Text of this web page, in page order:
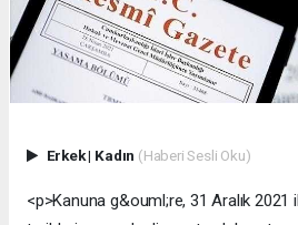
Erkek| Kadın (Haberi Sesli Oku)
<p>Kanuna g&ouml;re, 31 Aralık 2021 ila 23 Kasım 2015 tarihleri arasında diş protez laboratuvarlarında diş protez teknisyenleri ve diş protez teknikerlerine ait iş ve işlemlerde yardımcı olmak &uuml;zere, Sağlık Bakanlığı ve Milli Eğitim Bakanlığı arasında d&uuml;zenlenen protokol kapsamında eğitim alanlar, diş protez laboratuvar sahibi ve mesul m&uuml;d&uuml;r&uuml; olmamak &uuml;zere, yardımcı personel olarak &ccedil;alışabilecek.</p> <p><span style="font-family:gothamnarrow-bold">Sağlık Bakanlığı</span>&nbsp;ve bağlı kuruluşları, g&ouml;t&uuml;r&uuml; bedel &uuml;zerinden sağlık hizmeti sunmak &uuml;zere kamu kurum ve kuruluşlarıyla protokol yapmaya,&nbsp;<span style="font-family:gothamnarrow-bold">kamu kurum ve kuruluşları&nbsp;</span>da s&ouml;z konusu protokoller doğrultusunda g&ouml;t&uuml;r&uuml; bedel &uuml;zerinden sağlık hizmeti bedeli &ouml;demeye yetkili olacak.</p> <p>Bu şekilde hizmet verilmesine ve g&ouml;t&uuml;r&uuml; bedelin tespit edilmesine ilişkin usul ve esaslar Hazine ve Maliye Bakanlığının g&ouml;r&uuml;ş&uuml; alınarak yapılacak protokollerde belirlenecek. G&ouml;t&uuml;r&uuml; bedel &uuml;zerinden sunulan hizmetler i&ccedil;in ilgili kurumlara ayrıca fatura ve dayanağı belge g&ouml;nderilmeyecek.</p> <p>İmar ve Gecekondu Mevzuatına Aykırı Yapılara Uygulanacak Bazı İşlemler ve 6785 Sayılı İmar Kanununun Bir Maddesinin Değiştirilmesi Hakkında Kanunun 10&#39;uncu maddesi kapsamında yapılan uygulamalarda, umumi hizmet alanları i&ccedil;in yapılan her t&uuml;rl&uuml; terk ve kesintinin, parselasyon planındaki d&uuml;zenleme ortaklık payı kesintisinden az olması durumunda, &ouml;nceki terk ve kesintilerin oranını parselasyon planındaki d&uuml;zenleme ortaklık payı oranına tamamlayan fark kadar d&uuml;zenleme ortaklık payı kesintisi yapılabilecek.</p> <p>Yapılan bu kesinti tamamlayıcı mahiyette olup m&uuml;kerrer uygulama olarak değerlendirilemeyecek ancak toplam kesinti oranı her hal&uuml;karda y&uuml;zde 45&#39;i de ge&ccedil;emeyecek.</p> <h3>Rekabetin Korunması Hakkında Kanun&#39;un 25&#39;inci maddesine bazı fıkralar eklendi</h3> <p>Rekabetin Korunması Hakkında Kanun&#39;un 25&#39;inci maddesine eklenen bazı fıkralara g&ouml;re, kurul başkan ve &uuml;yeleri, &uuml;yeliklerinin sona ermesinden itibaren 2 yıl s&uuml;reyle, g&ouml;revden ayrıldıkları tarihten &ouml;nceki 2 sene i&ccedil;inde bu kanun kapsamında ger&ccedil;ekleştirilen soruşturmaların konusu sekt&ouml;rlerde faaliyet g&ouml;steren t&uuml;zel kişilerde g&ouml;rev alamayacak ve bu nitelikteki ger&ccedil;ek ve t&uuml;zel kişileri bu kanunun uygulanmasıyla ilgili idari s&uuml;re&ccedil;lerde kurum nezdinde temsil edemeyecek.</p> <p>G&ouml;revden ayrıldıkları tarihten &ouml;nceki 2 yıl i&ccedil;inde soruşturmada raport&ouml;r olarak g&ouml;revlendirilen meslek personeli, bu s&uuml;re i&ccedil;inde 43&#39;&uuml;nc&uuml; madde uyarınca anılan personelin g&ouml;zetiminden sorumlu daire başkanı ve ilgili daire başkan yardımcısı ile başkan yardımcısı, kurumdan ayrılmalarından itibaren 2 yıl s&uuml;reyle, ilgili soruşturmaların konusu olan sekt&ouml;rlerde faaliyet g&ouml;steren t&uuml;zel kişilerde g&ouml;rev alamayacak ve bu nitelikteki ger&ccedil;ek ve t&uuml;zel kişileri bu kanunun uygulanmasıyla ilgili idari s&uuml;re&ccedil;lerde kurum nezdinde temsilde bulanamayacak.</p> <p>Sosyal Sigortalar ve Genel Sağlık Sigortası Kanununa ge&ccedil;ici madde eklendi.</p> <p>Ge&ccedil;ici madde 85&#39;e g&ouml;re, haklarında uzun vadeli sigorta kolları h&uuml;k&uuml;mleri uygulanan sigortalıları &ccedil;alıştıran işverenlerce, 2020 yılının aynı ayına ilişkin Kuruma verilen aylık prim ve hizmet belgelerinde veya muhtasar ve prim hizmet beyannamelerinde prime esas g&uuml;nl&uuml;k kazancı 147 lira ve altında bildirilen sigortalıların toplam prim &ouml;deme g&uuml;n sayısını ge&ccedil;memek &uuml;zere, 2021 yılında cari aya ilişkin verilen aylık prim ve hizmet belgelerinde veya muhtasar ve prim hizmet beyannamelerinde bildirilen sigortalılara ilişkin toplam prim &ouml;deme g&uuml;n sayısının, 2021 yılı i&ccedil;inde ilk defa bu kanun kapsamına alınan iş yerlerinden bildirilen sigortalılara ilişkin toplam prim &ouml;deme g&uuml;n sayısının, 2021 yılı ocak ila aralık ayları/d&ouml;nemi i&ccedil;in g&uuml;nl&uuml;k 2,50 lirayla &ccedil;arpımı sonucu bulunacak tutar, bu işverenlerin kuruma &ouml;deyecekleri sigorta primlerinden mahsup edilecek, bu tutar İşsizlik Sigortası Fonundan karşılanacak.</p> <p>Ancak a bendinde belirtilen prime esas g&uuml;nl&uuml;k kazan&ccedil; tutarı 6356 sayılı Kanun h&uuml;k&uuml;mleri uyarınca toplu iş s&ouml;zleşmesine tabi &ouml;zel sekt&ouml;r işverenlerine ait iş yerleri i&ccedil;in 294 lira olarak esas alınacak.</p> <p>Bu madde kapsamında destekten yararlanılacak ayda/d&ouml;nemde, 2020 yılı ocak ila aralık ayları/d&ouml;neminde aylık prim ve hizmet belgesi veya muhtasar ve prim hizmet beyannamesi ile 4&#39;&uuml;nc&uuml; maddenin birinci fıkrasının a bendi kapsamında uzun vadeli sigorta kollarından en az sigortalı bildirimi yapılan aydaki/d&ouml;nemdeki sigortalı sayısının altında bildirimde bulunulması halinde bu madde h&uuml;k&uuml;mleri uygulanmayacak.</p> <p>Mevcut bir işletmenin kapatılarak değişik bir ad ve unvan altında ya da bir iş birimi olarak a&ccedil;ılması veya y&ouml;netim ve kontrol&uuml; elinde bulunduracak şekilde doğrudan veya dolaylı ortaklık ilişkisi bulunan şirketler arasında istihdamın kaydırılması, şahıs işletmelerinde işletme sahipliğinin değiştirilmesi gibi İşsizlik Sigortası Fonu katkısından yararlanmak amacıyla muvazaalı işlem tesis ettiği anlaşılan veya sigortalıların prime esas kazan&ccedil;larını 2021 yılı ocak ila aralık ayları/d&ouml;nemi i&ccedil;in kuruma bildirmediği veya eksik bildirdiği tespit edilen iş yerlerinden İşsizlik Sigortası Fonunca karşılanan tutar, gecikme cezası ve gecikme zammıyla birlikte geri alınacak ve bu iş yerleri hakkında bu madde h&uuml;k&uuml;mleri uygulanmayacak.</p> <p>Ancak ilgili ayda 2021 yılına ait aylık br&uuml;t asgari &uuml;cretin onda birini ge&ccedil;meyecek tutarda eksik prime esas kazan&ccedil; bildirimi yapıldığının tespiti durumunda kurumca yapılacak ihtar &uuml;zerine 15 g&uuml;nl&uuml;k s&uuml;re i&ccedil;inde s&ouml;z konusu eksikliği gideren iş yerleri hakkında bu madde h&uuml;k&uuml;mleri uygulanmaya devam edecek.</p> <p>3213 sayılı Kanun&#39;un ek 9&#39;uncu maddesi uyarınca &uuml;cretleri asgari &uuml;cretin 2 katından az olamayacağı h&uuml;kme bağlanan &quot;Linyit&quot; ve &quot;Taşk&ouml;m&uuml;r&uuml;&quot; &ccedil;ıkarılan iş yerlerinde yer altında &ccedil;alışan sigortalılar i&ccedil;in belirlenecek g&uuml;nl&uuml;k kazan&ccedil; 392 lira olarak ve 2020 yılının aynı ayına ilişkin kuruma verilen aylık prim ve hizmet